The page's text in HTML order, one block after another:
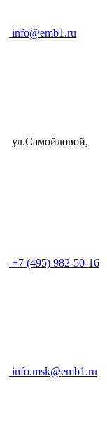
info@emb1.ru
ул.Самойловой,
+7 (495) 982-50-16
info.msk@emb1.ru